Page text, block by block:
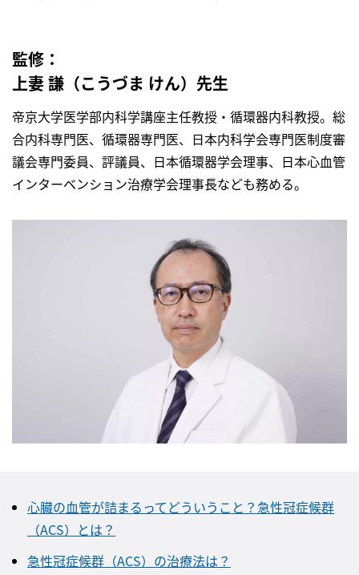
監修：
上妻 謙（こうづま けん）先生
帝京大学医学部内科学講座主任教授・循環器内科教授。総
合内科専門医、循環器専門医、日本内科学会専門医制度審
議会専門委員、評議員、日本循環器学会理事、日本心血管
インターベンション治療学会理事長なども務める。
心臓の血管が詰まるってどういうこと？急性冠症候群
（ACS）とは？
急性冠症候群（ACS）の治療法は？